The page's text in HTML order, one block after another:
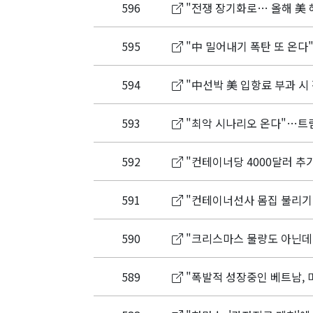
596 "전쟁 장기화로… 올해 美
595 "中 밀어내기 폭탄 또 온
594 "中선박 美 입항료 부과
593 "최악 시나리오 온다"…트
592 "컨테이너당 4000달러
591 "컨테이너선사 몸집 불리
590 "크리스마스 물량도 아닌
589 "폭발적 성장중인 베트남,